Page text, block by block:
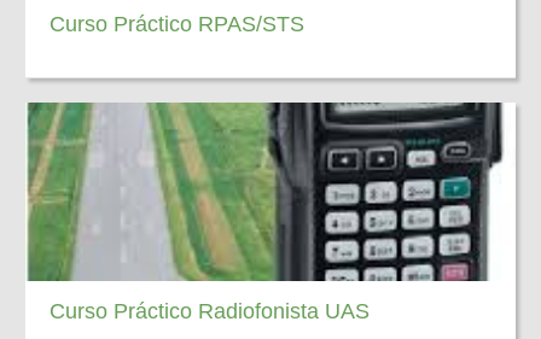
Curso Práctico RPAS/STS
Curso Práctico Radiofonista UAS